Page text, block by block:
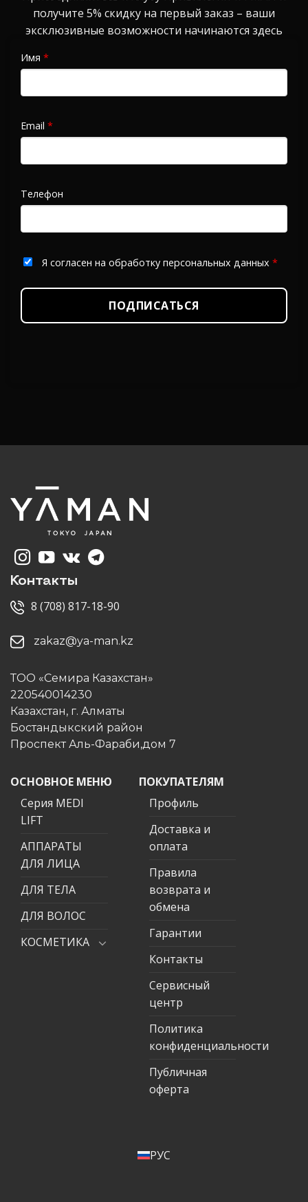
получите 5% скидку на первый заказ – ваши
эксклюзивные возможности начинаются здесь
Имя *
Email *
Телефон
Я согласен на обработку персональных данных *
ПОДПИСАТЬСЯ
Контакты
8 (708) 817-18-90
zakaz@ya-man.kz
ТОО «Семира Казахстан»
220540014230
Казахстан, г. Алматы
Бостандыкский район
Проспект Аль-Фараби,дом 7
ОСНОВНОЕ МЕНЮ
Серия MEDI
LIFT
АППАРАТЫ
ДЛЯ ЛИЦА
ДЛЯ ТЕЛА
ДЛЯ ВОЛОС
КОСМЕТИКА
ПОКУПАТЕЛЯМ
Профиль
Доставка и
оплата
Правила
возврата и
обмена
Гарантии
Контакты
Сервисный
центр
Политика
конфиденциальности
Публичная
оферта
РУС